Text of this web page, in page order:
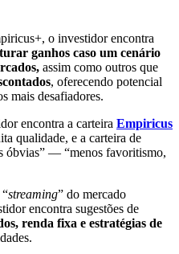
o investidor encontra
ganhos caso um cenário
assim como outros que
, oferecendo potencial
mais desafiadores.
encontra a carteira Empiricus
qualidade, e a carteira de
óbvias” — “menos favoritismo,
streaming” do mercado
encontra sugestões de
renda fixa e estratégias de